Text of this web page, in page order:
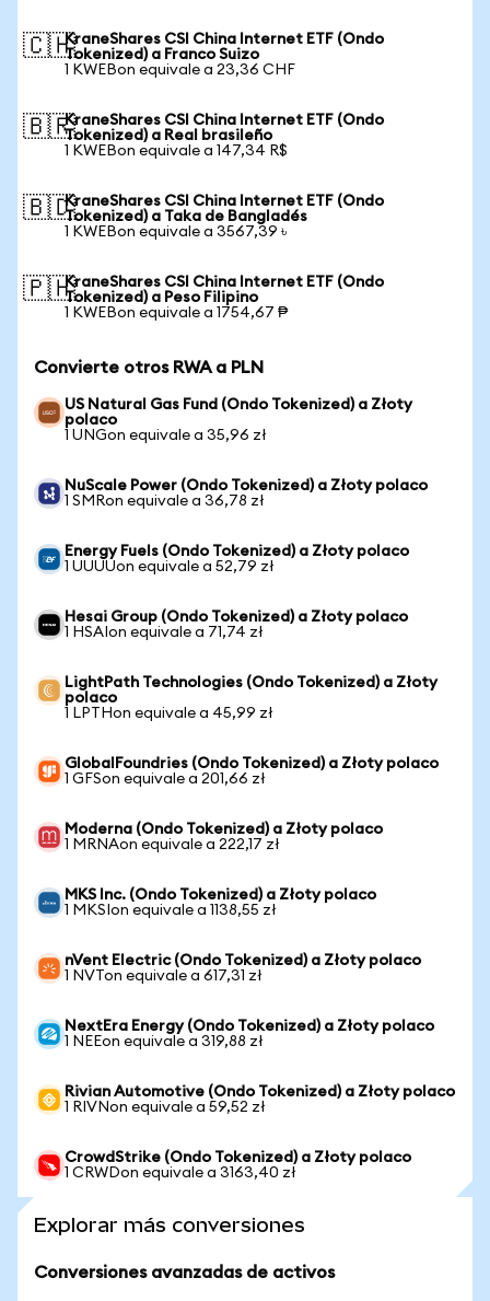
🇨🇭KraneShares CSI China Internet ETF (Ondo
Tokenized) a Franco Suizo
1 KWEBon equivale a 23,36 CHF
🇧🇷KraneShares CSI China Internet ETF (Ondo
Tokenized) a Real brasileño
1 KWEBon equivale a 147,34 R$
🇧🇩KraneShares CSI China Internet ETF (Ondo
Tokenized) a Taka de Bangladés
1 KWEBon equivale a 3567,39 ৳
🇵🇭KraneShares CSI China Internet ETF (Ondo
Tokenized) a Peso Filipino
1 KWEBon equivale a 1754,67 ₱
Convierte otros RWA a PLN
US Natural Gas Fund (Ondo Tokenized) a Złoty
polaco
1 UNGon equivale a 35,96 zł
NuScale Power (Ondo Tokenized) a Złoty polaco
1 SMRon equivale a 36,78 zł
Energy Fuels (Ondo Tokenized) a Złoty polaco
1 UUUUon equivale a 52,79 zł
Hesai Group (Ondo Tokenized) a Złoty polaco
1 HSAIon equivale a 71,74 zł
LightPath Technologies (Ondo Tokenized) a Złoty
polaco
1 LPTHon equivale a 45,99 zł
GlobalFoundries (Ondo Tokenized) a Złoty polaco
1 GFSon equivale a 201,66 zł
Moderna (Ondo Tokenized) a Złoty polaco
1 MRNAon equivale a 222,17 zł
MKS Inc. (Ondo Tokenized) a Złoty polaco
1 MKSIon equivale a 1138,55 zł
nVent Electric (Ondo Tokenized) a Złoty polaco
1 NVTon equivale a 617,31 zł
NextEra Energy (Ondo Tokenized) a Złoty polaco
1 NEEon equivale a 319,88 zł
Rivian Automotive (Ondo Tokenized) a Złoty polaco
1 RIVNon equivale a 59,52 zł
CrowdStrike (Ondo Tokenized) a Złoty polaco
1 CRWDon equivale a 3163,40 zł
Explorar más conversiones
Conversiones avanzadas de activos